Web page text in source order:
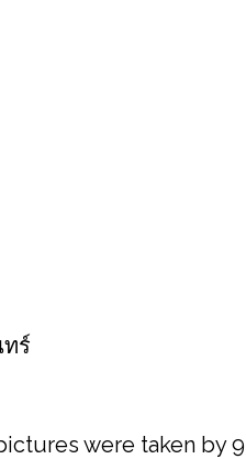
ร์
were taken by